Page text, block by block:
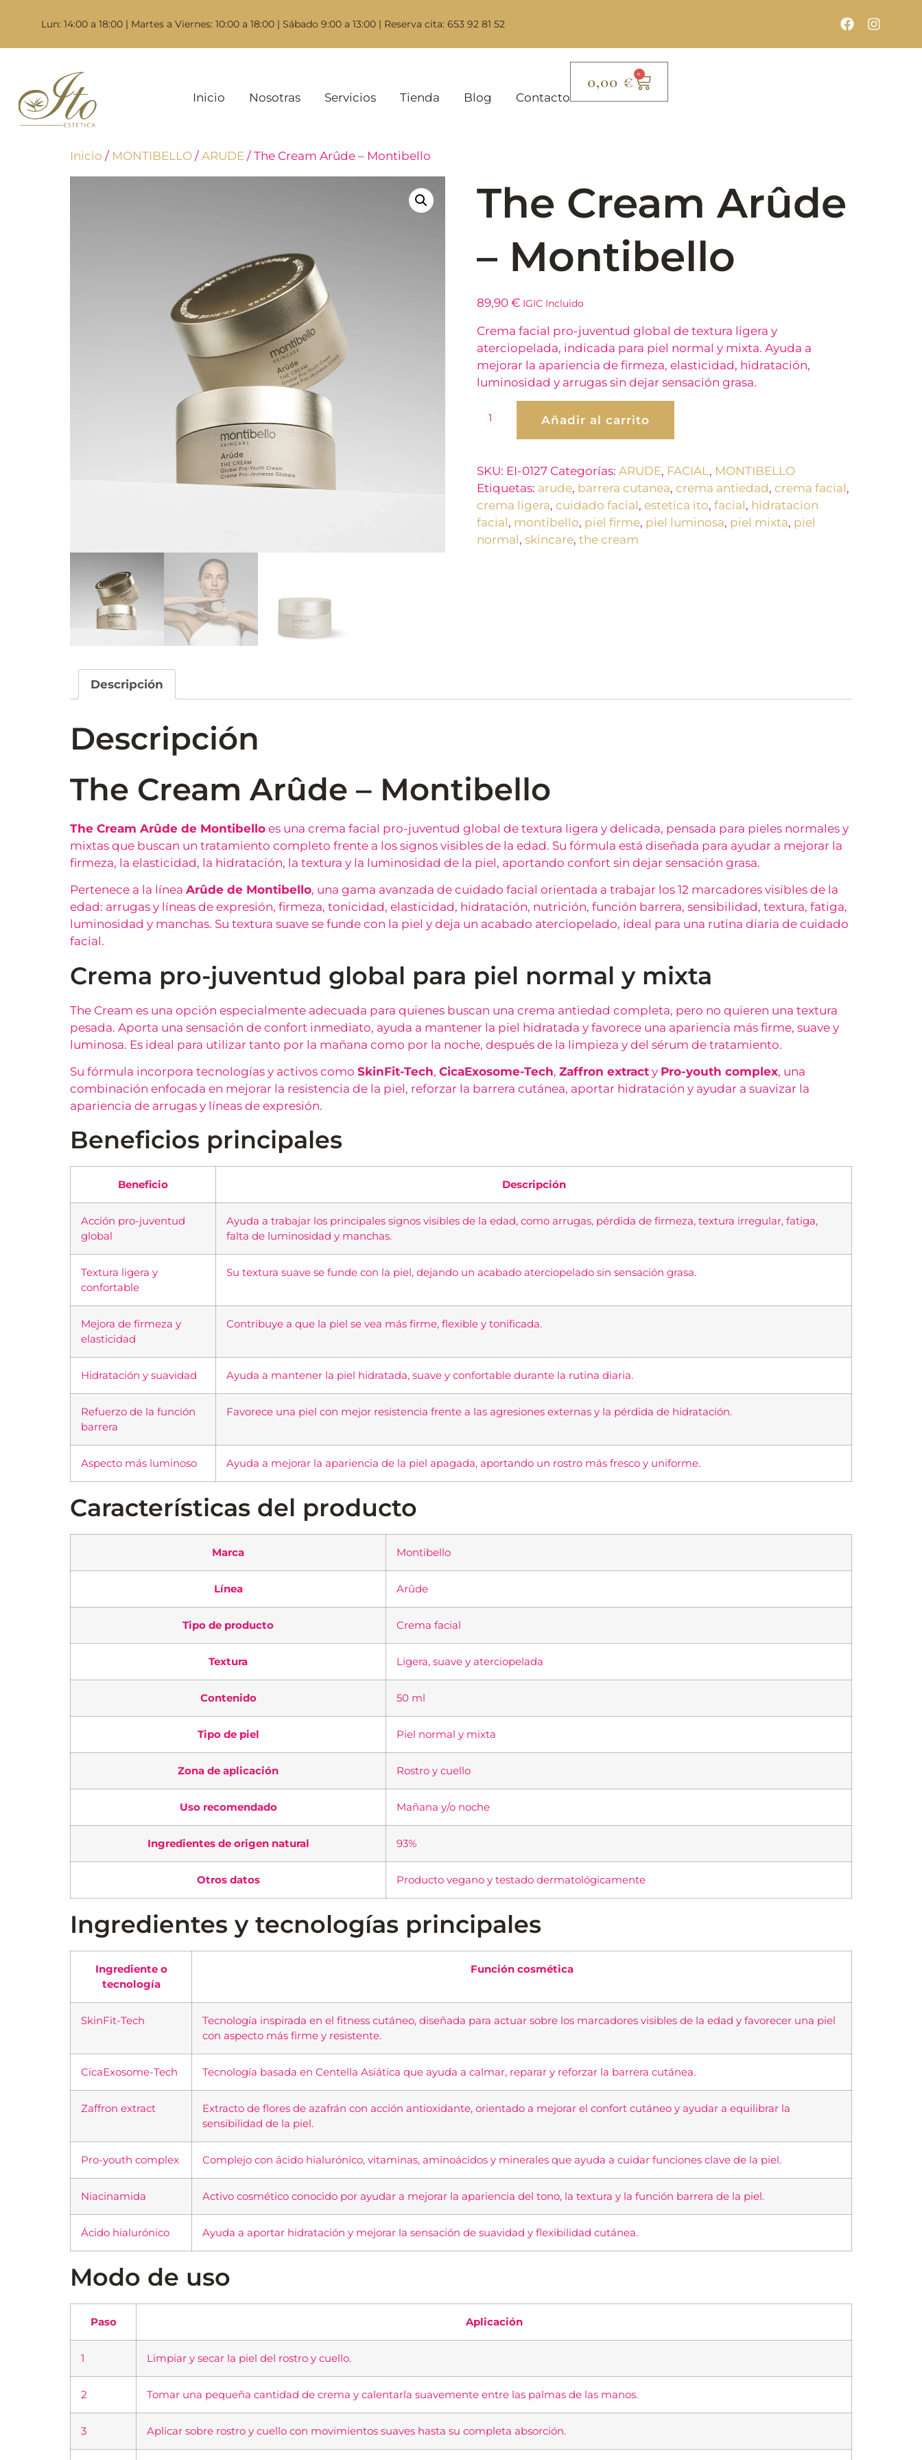
Lun: 14:00 a 18:00 | Martes a Viernes: 10:00 a 18:00 | Sábado 9:00 a 13:00 | Reserva cita: 653 92 81 52
Inicio Nosotras Servicios Tienda Blog Contacto
0,00 € 0
Inicio / MONTIBELLO / ARUDE / The Cream Arûde – Montibello
The Cream Arûde
– Montibello
89,90 € IGIC Incluido
Crema facial pro-juventud global de textura ligera y
aterciopelada, indicada para piel normal y mixta. Ayuda a
mejorar la apariencia de firmeza, elasticidad, hidratación,
luminosidad y arrugas sin dejar sensación grasa.
Añadir al carrito
SKU: EI-0127 Categorías: ARUDE, FACIAL, MONTIBELLO
Etiquetas: arude, barrera cutanea, crema antiedad, crema facial,
crema ligera, cuidado facial, estetica ito, facial, hidratacion
facial, montibello, piel firme, piel luminosa, piel mixta, piel
normal, skincare, the cream
Descripción
Descripción
The Cream Arûde – Montibello
The Cream Arûde de Montibello es una crema facial pro-juventud global de textura ligera y delicada, pensada para pieles normales y
mixtas que buscan un tratamiento completo frente a los signos visibles de la edad. Su fórmula está diseñada para ayudar a mejorar la
firmeza, la elasticidad, la hidratación, la textura y la luminosidad de la piel, aportando confort sin dejar sensación grasa.
Pertenece a la línea Arûde de Montibello, una gama avanzada de cuidado facial orientada a trabajar los 12 marcadores visibles de la
edad: arrugas y líneas de expresión, firmeza, tonicidad, elasticidad, hidratación, nutrición, función barrera, sensibilidad, textura, fatiga,
luminosidad y manchas. Su textura suave se funde con la piel y deja un acabado aterciopelado, ideal para una rutina diaria de cuidado
facial.
Crema pro-juventud global para piel normal y mixta
The Cream es una opción especialmente adecuada para quienes buscan una crema antiedad completa, pero no quieren una textura
pesada. Aporta una sensación de confort inmediato, ayuda a mantener la piel hidratada y favorece una apariencia más firme, suave y
luminosa. Es ideal para utilizar tanto por la mañana como por la noche, después de la limpieza y del sérum de tratamiento.
Su fórmula incorpora tecnologías y activos como SkinFit-Tech, CicaExosome-Tech, Zaffron extract y Pro-youth complex, una
combinación enfocada en mejorar la resistencia de la piel, reforzar la barrera cutánea, aportar hidratación y ayudar a suavizar la
apariencia de arrugas y líneas de expresión.
Beneficios principales
Beneficio Descripción
Acción pro-juventud
global
Ayuda a trabajar los principales signos visibles de la edad, como arrugas, pérdida de firmeza, textura irregular, fatiga,
falta de luminosidad y manchas.
Textura ligera y
confortable
Su textura suave se funde con la piel, dejando un acabado aterciopelado sin sensación grasa.
Mejora de firmeza y
elasticidad
Contribuye a que la piel se vea más firme, flexible y tonificada.
Hidratación y suavidad Ayuda a mantener la piel hidratada, suave y confortable durante la rutina diaria.
Refuerzo de la función
barrera
Favorece una piel con mejor resistencia frente a las agresiones externas y la pérdida de hidratación.
Aspecto más luminoso Ayuda a mejorar la apariencia de la piel apagada, aportando un rostro más fresco y uniforme.
Características del producto
Marca Montibello
Línea Arûde
Tipo de producto Crema facial
Textura Ligera, suave y aterciopelada
Contenido 50 ml
Tipo de piel Piel normal y mixta
Zona de aplicación Rostro y cuello
Uso recomendado Mañana y/o noche
Ingredientes de origen natural 93%
Otros datos Producto vegano y testado dermatológicamente
Ingredientes y tecnologías principales
Ingrediente o
tecnología
Función cosmética
SkinFit-Tech
Tecnología inspirada en el fitness cutáneo, diseñada para actuar sobre los marcadores visibles de la edad y favorecer una piel
con aspecto más firme y resistente.
CicaExosome-Tech Tecnología basada en Centella Asiática que ayuda a calmar, reparar y reforzar la barrera cutánea.
Zaffron extract
Extracto de flores de azafrán con acción antioxidante, orientado a mejorar el confort cutáneo y ayudar a equilibrar la
sensibilidad de la piel.
Pro-youth complex Complejo con ácido hialurónico, vitaminas, aminoácidos y minerales que ayuda a cuidar funciones clave de la piel.
Niacinamida Activo cosmético conocido por ayudar a mejorar la apariencia del tono, la textura y la función barrera de la piel.
Ácido hialurónico Ayuda a aportar hidratación y mejorar la sensación de suavidad y flexibilidad cutánea.
Modo de uso
Paso Aplicación
1 Limpiar y secar la piel del rostro y cuello.
2 Tomar una pequeña cantidad de crema y calentarla suavemente entre las palmas de las manos.
3 Aplicar sobre rostro y cuello con movimientos suaves hasta su completa absorción.